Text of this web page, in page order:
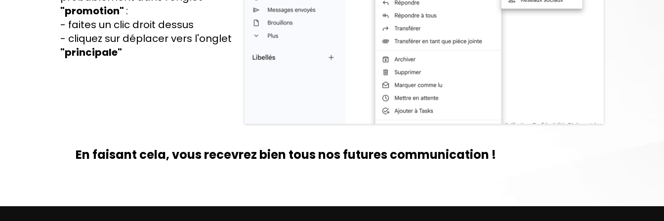
"promotion" :
- faites un clic droit dessus
- cliquez sur déplacer vers l'onglet
"principale"
En faisant cela, vous recevrez bien tous nos futures communication !